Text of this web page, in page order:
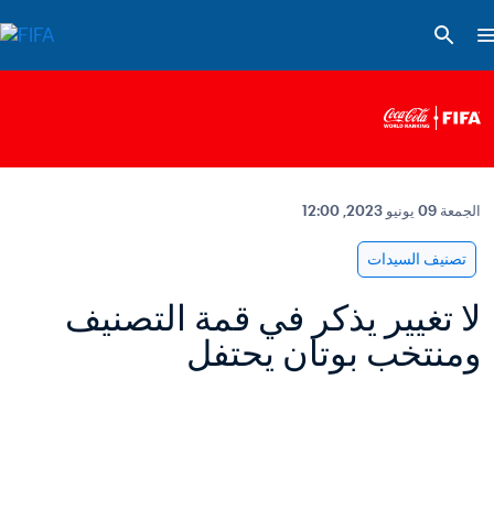
الجمعة 09 يونيو 2023, 12:00
تصنيف السيدات
ومنتخب بوتان يحتفل